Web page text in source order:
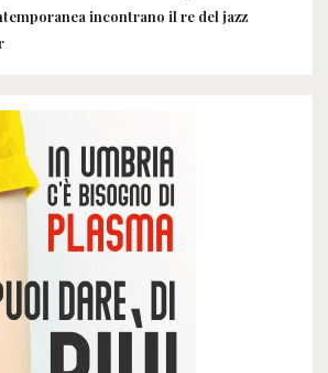
incontrano il re del jazz